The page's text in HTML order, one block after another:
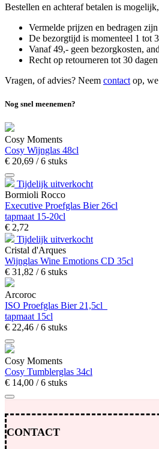
Bestellen en achteraf betalen is
Vermelde prijzen en bedragen
De bezorgtijd is momenteel 1 tot
Vanaf 49,- geen bezorgkosten,
Recht op retourneren tot 30
Vragen, of advies? Neem contact op,
Nog snel meenemen?
Cosy Moments
Cosy Wijnglas 48cl
€ 20,69 / 6 stuks
Tijdelijk uitverkocht
Bormioli Rocco
Executive Proefglas Bier 26cl
tapmaat 15-20cl
€ 2,72
Tijdelijk uitverkocht
Cristal d'Arques
Wijnglas Wine Emotions CD 35cl
€ 31,82 / 6 stuks
Arcoroc
ISO Proefglas Bier 21,5cl
tapmaat 15cl
€ 22,46 / 6 stuks
Cosy Moments
Cosy Tumblerglas 34cl
€ 14,00 / 6 stuks
CONTACT